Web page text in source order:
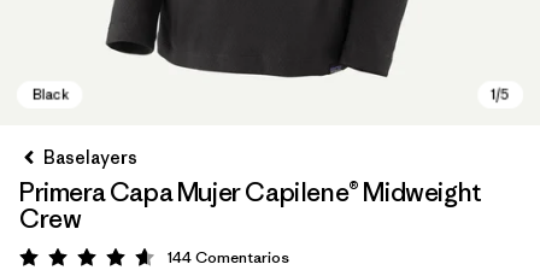
Baselayers
Primera Capa Mujer Capilene® Midweight
Crew
Valoración: 4.6 / 5
144Comentarios